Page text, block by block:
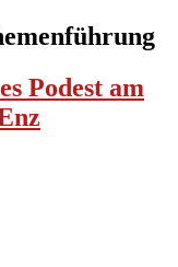
Podest am